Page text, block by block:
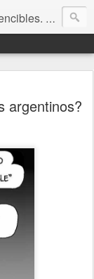
que no se rinden”. Frida Kahlo
argentinos?